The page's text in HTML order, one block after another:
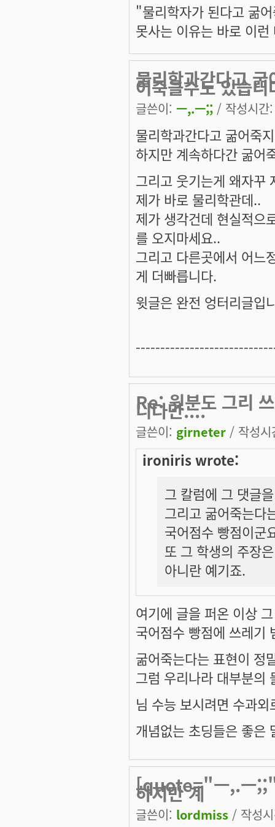
"물리학자가 된다고 굶
못사는 이유는 바로 이
물리학과간다고
어죽을수도 있습니
글쓴이: ㅡ,.ㅡ;; / 작성시
물리학과간다고 굶어죽
하지만 계속하다간 굶어
그리고 웃기는게 왜자꾸
제가 바로 물리학관데..
제가 생각건데 현실적으
를 오지마세요..
그리고 다른곳에서 어느
게 더빠릅니다.
윗글은 완전 엉터리글입
Re: 윗분도 그리
니다만....
글쓴이: girneter / 작성
ironiris wrote:
그 칼럼에 그 댓글
그리고 굶어죽는다
국어점수 빵점이군
또 그 학생의 주장
아니란 예기죠.
여기에 글을 퍼온 이상
국어점수 빵점에 쓰레기
굶어죽는다는 표현이 정
그럼 우리나라 대부분의
님 수능 보시려면 수과외
개념없는 초딩들은 좋은
[quote="ㅡ,.ㅡ;;"]
하지만 계
글쓴이: lordmiss / 작성